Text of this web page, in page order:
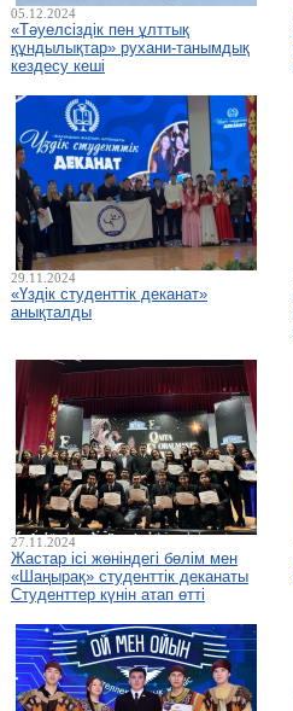
05.12.2024
«Тәуелсіздік пен ұлттық
құндылықтар» рухани-танымдық
кездесу кеші
29.11.2024
«Үздік студенттік деканат»
анықталды
27.11.2024
Жастар ісі жөніндегі бөлім мен
«Шаңырақ» студенттік деканаты
Студенттер күнін атап өтті